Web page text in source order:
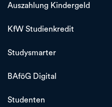
Auszahlung Kindergeld
KfW Studienkredit
Studysmarter
BAföG Digital
Studenten